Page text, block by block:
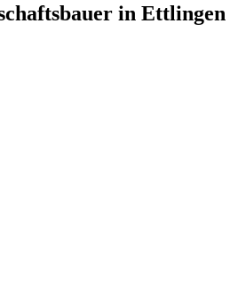
in Ettlingen